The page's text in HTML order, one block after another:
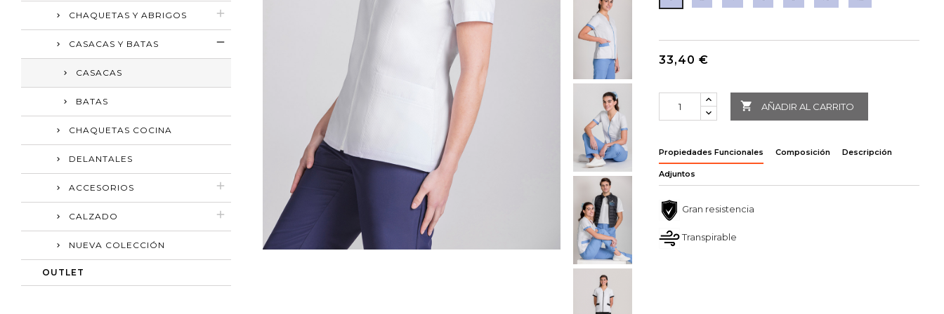
CHAQUETAS Y ABRIGOS
CASACAS Y BATAS
CASACAS
BATAS
CHAQUETAS COCINA
DELANTALES
ACCESORIOS
CALZADO
NUEVA COLECCIÓN
OUTLET
33,40 €
 AÑADIR AL CARRITO
Propiedades Funcionales Composición Descripción
Adjuntos
Gran resistencia
Transpirable
Cancelar